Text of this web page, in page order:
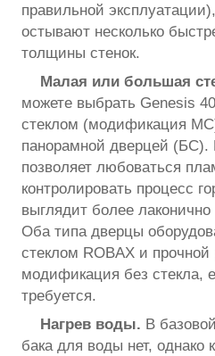
правильной
остывают несколько
толщины стенок.
Малая или большая
можете выбрать Genesis
стеклом (модификация
панорамной дверцей (БС).
позволяет любоваться
контролировать процесс
выглядит более
Оба типа дверцы
стеклом ROBAX и
модификация без стекла,
требуется.
Нагрев воды. В
бака для воды нет, однако